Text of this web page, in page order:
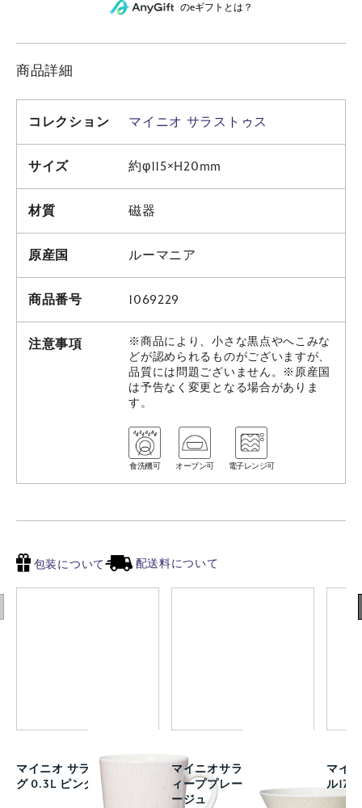
のeギフトとは？
商品詳細
コレクション マイニオ サラストゥス
サイズ 約φ115×H20mm
材質 磁器
原産国 ルーマニア
商品番号 1069229
注意事項
※商品により、小さな黒点やへこみな
どが認められるものがございますが、
品質には問題ございません。※原産国
は予告なく変更となる場合がありま
す。
食洗機可 オーブン可 電子レンジ可
包装について 配送料について
マイニオ サラストゥス マ
グ 0.3L ピンク
マイニオサラストゥス デ
ィーププレート 23cm ベ
ージュ
マイ
ル